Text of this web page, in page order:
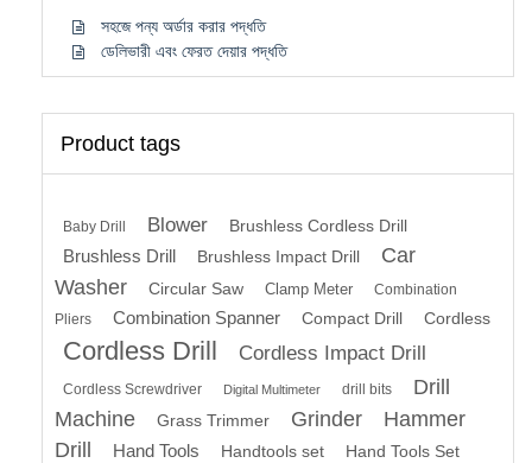
সহজে পন্য অর্ডার করার পদ্ধতি
ডেলিভারী এবং ফেরত দেয়ার পদ্ধতি
Product tags
Baby Drill Blower Brushless Cordless Drill
Brushless Drill Brushless Impact Drill
Car
Washer
Circular Saw Clamp Meter
Combination
Pliers
Combination Spanner Compact Drill Cordless
Cordless Drill Cordless Impact Drill
Cordless Screwdriver Digital Multimeter drill bits
Drill
Machine
Grass Trimmer Grinder
Hammer
Drill
Hand Tools Handtools set Hand Tools Set